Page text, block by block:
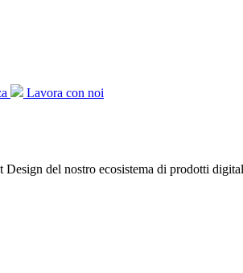
Lavora con noi
del nostro ecosistema di prodotti